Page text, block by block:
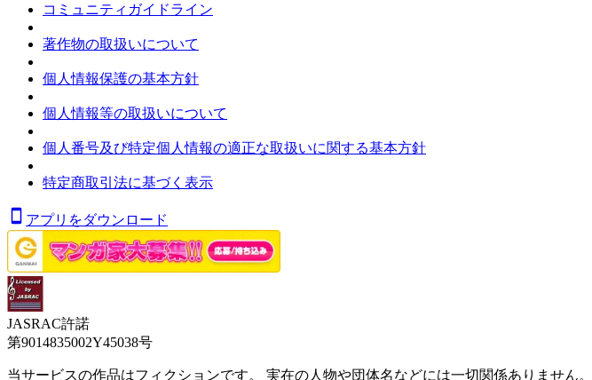
コミュニティガイドライン
著作物の取扱いについて
個人情報保護の基本方針
個人情報等の取扱いについて
個人番号及び特定個人情報の適正な取扱いに関する基本方針
特定商取引法に基づく表示
アプリをダウンロード
JASRAC許諾
第9014835002Y45038号
当サービスの作品はフィクションです。 実在の人物や団体名などには一切関係ありません。